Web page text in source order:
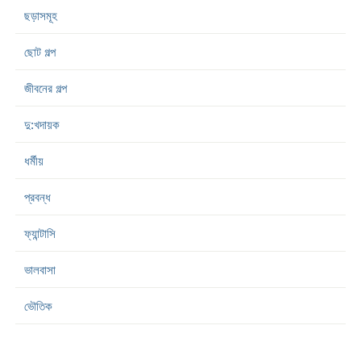
ছড়াসমূহ
ছোট গল্প
জীবনের গল্প
দু:খদায়ক
ধর্মীয়
প্রবন্ধ
ফ্যান্টাসি
ভালবাসা
ভৌতিক